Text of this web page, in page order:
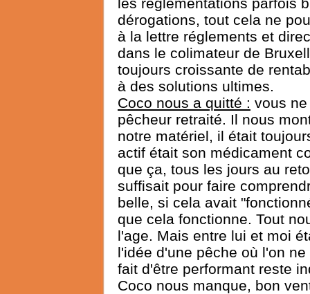
dérogations, tout cela ne
à la lettre réglements et
dans le colimateur de
toujours croissante de
à des solutions ultimes.
Coco nous a quitté : vous
pêcheur retraité. Il nous
notre matériel, il était
actif était son médicament
que ça, tous les jours au
suffisait pour faire
belle, si cela avait
que cela fonctionne. Tout
l'age. Mais entre lui et moi
l'idée d'une pêche où l'on
fait d'être performant reste
Coco nous manque, bon